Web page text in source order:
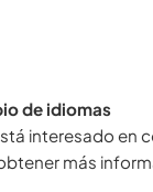
de idiomas
interesado en
más